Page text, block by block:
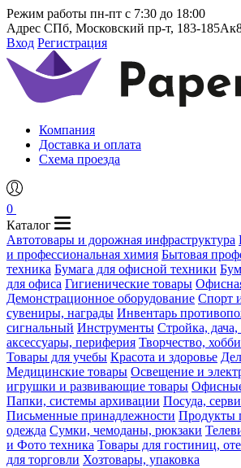
Режим работы пн-пт с 7:30 до 18:00
Адрес СПб, Московский пр-т, 183-
Вход Регистрация
Компания
Доставка и оплата
Схема проезда
0
Каталог
Автотовары и дорожная инфраструктура
и профессиональная химия Бытовая
техника Бумага для офисной техники
для офиса Гигиенические товары
Демонстрационное оборудование Спорт
сувениры, награды Инвентарь
сигнальный Инструменты Стройка, дача,
аксессуары, периферия Творчество, хобби
Товары для учебы Красота и здоровье
Медицинские товары Освещение и
игрушки и развивающие товары
Папки, системы архивации Посуда,
Письменные принадлежности Продукты
одежда Сумки, чемоданы, рюкзаки
и Фото техника Товары для гостиниц,
для торговли Хозтовары, упаковка